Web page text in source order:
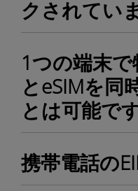
クされてい
1つの端末で
とeSIMを同
とは可能で
携帯電話の